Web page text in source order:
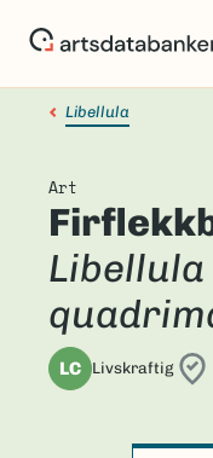
Libellula
Art
Libellula
LC Livskraftig